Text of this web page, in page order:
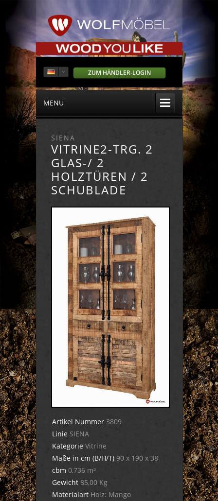
ZUM HÄNDLER-LOGIN
MENU
SIENA
VITRINE2-TRG. 2
GLAS-/ 2
HOLZTÜREN / 2
SCHUBLADE
Artikel Nummer 3809
Linie SIENA
Kategorie Vitrine
Maße in cm (B/H/T) 90 x 190 x 38
cbm 0,736 m³
Gewicht 85,00 Kg
Materialart Holz: Mango